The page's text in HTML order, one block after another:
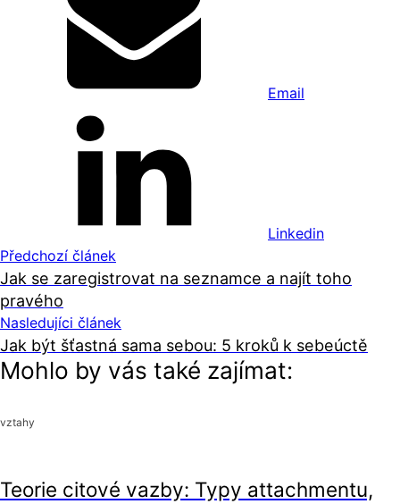
Email
Linkedin
Předchozí článek
Jak se zaregistrovat na seznamce a najít toho
pravého
Nasledujíci článek
Jak být šťastná sama sebou: 5 kroků k sebeúctě
Mohlo by vás také zajímat:
vztahy
Teorie citové vazby: Typy attachmentu,